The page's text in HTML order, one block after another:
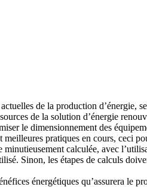
de la production d’énergie,
de la solution d’énergie
le dimensionnement des
pratiques en cours, ceci
calculée, avec
Sinon, les étapes de calculs
énergétiques qu’assurera le